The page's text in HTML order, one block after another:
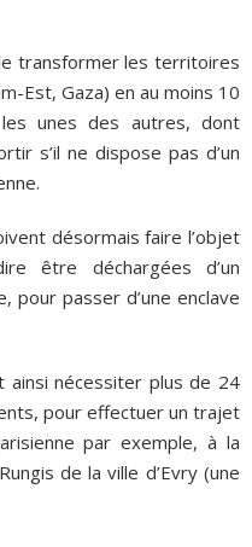
transformer les territoires
Est, Gaza) en au moins 10
unes des autres, dont
s’il ne dispose pas d’un
désormais faire l’objet
être déchargées d’un
pour passer d’une enclave
ainsi nécessiter plus de 24
pour effectuer un trajet
par exemple, à la
de la ville d’Evry (une